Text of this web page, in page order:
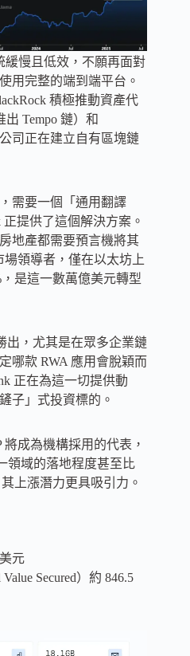
緩慢且低效，不願再面對
用完整的端到端平台。
積極推動資產代
Tempo 鏈）和
司正在建立自有區塊鏈
需要一個「通用翻譯
提供了這個解決方案。
地產都需要預言機將其
領導者，僅在以太坊上
是這一數萬億美元轉型
出，尤其是在眾多企業鏈
哪款 RWA 應用會脫穎而
正在為這一切提供動
子」式投資標的。
成為機構採用的代表，
領域的落地程度甚至比
上漲潛力更具吸引力。
元
Secured）約 846.5